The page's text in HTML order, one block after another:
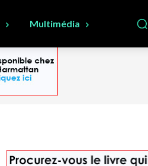
Multimédia